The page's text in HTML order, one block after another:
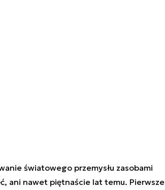
światowego przemysłu zasobami
ani nawet piętnaście lat temu. Pierwsze